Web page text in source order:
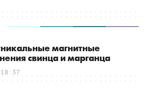
магнитные
свинца и марганца